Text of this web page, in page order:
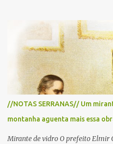
reunirá atletas de diferentes
passando pelos municípios de
do Sul, Lindoia e Socorro. Para
participantes e do público,
da região serão interditados
A largada será na Rua Coronel
para cerca de 2.000 ciclistas, às
cronograma da organização e de
as interdições ocorrerão de forma
//NOTAS SERRANAS// Um
montanha aguenta mais essa
Mirante de vidro O prefeito Elmir